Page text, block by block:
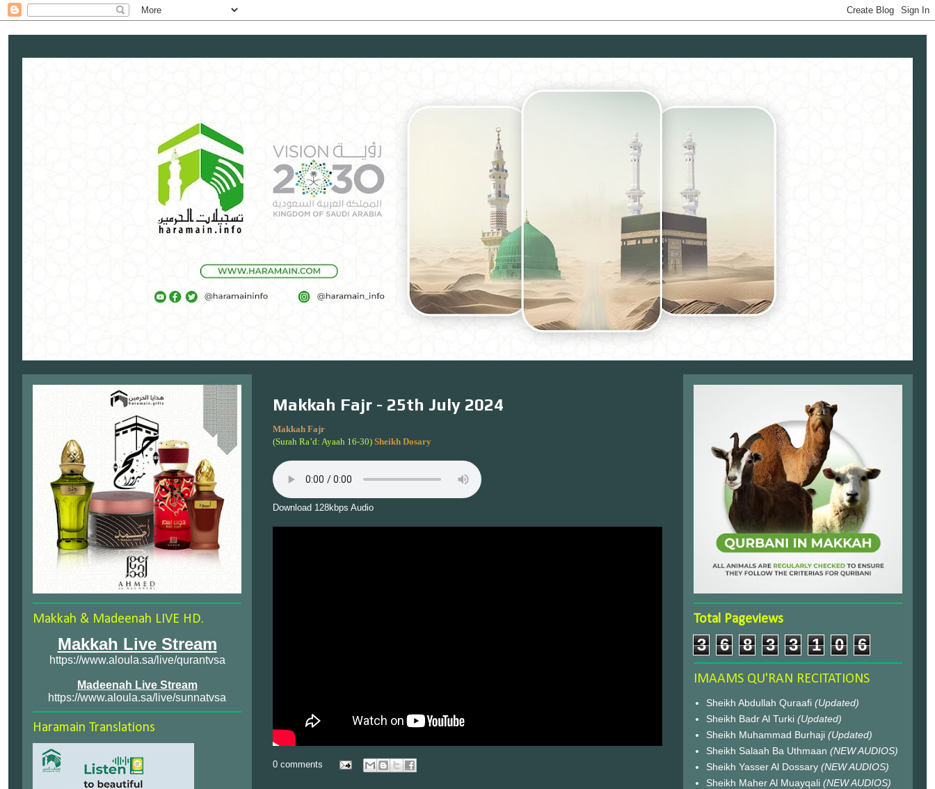
Makkah Fajr - 25th July 2024
Makkah Fajr
(Surah Ra’d: Ayaah 16-30) Sheikh Dosary
Download 128kbps Audio
0 comments
Makkah & Madeenah LIVE HD.
Makkah Live Stream
https://www.aloula.sa/live/qurantvsa
Madeenah Live Stream
https://www.aloula.sa/live/sunnatvsa
Haramain Translations
Total Pageviews
3 6 8 3 3 1 0 6
IMAAMS QU'RAN RECITATIONS
Sheikh Abdullah Quraafi (Updated)
Sheikh Badr Al Turki (Updated)
Sheikh Muhammad Burhaji (Updated)
Sheikh Salaah Ba Uthmaan (NEW AUDIOS)
Sheikh Yasser Al Dossary (NEW AUDIOS)
Sheikh Maher Al Muayqali (NEW AUDIOS)